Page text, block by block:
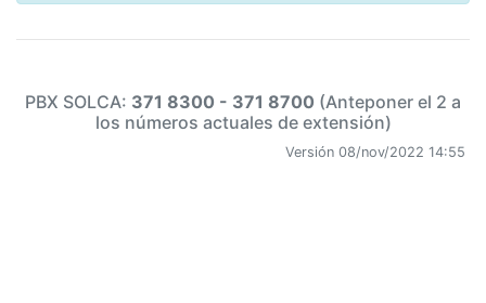
PBX SOLCA: 371 8300 - 371 8700 (Anteponer el 2 a
los números actuales de extensión)
Versión 08/nov/2022 14:55